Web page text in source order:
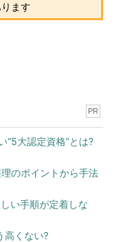
ます
PR
“5大認定資格”とは?
のポイントから手法
い手順が定着しな
高くない?